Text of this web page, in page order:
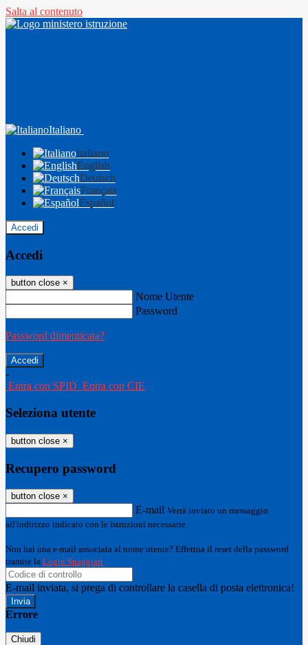
Salta al contenuto
Italiano
Italiano
English
Deutsch
Français
Español
Accedi
Accedi
button close ×
Nome Utente
Password
Password dimenticata?
-
Entra con SPID Entra con CIE
Seleziona utente
button close ×
Recupero password
button close ×
E-mail Verrà inviato un messaggio
all'indirizzo indicato con le istruzioni necessarie.
Non hai una e-mail associata al nome utente? Effettua il reset della password
tramite la Login Spaggiari
E-mail inviata, si prega di controllare la casella di posta elettronica!
Errore
Chiudi